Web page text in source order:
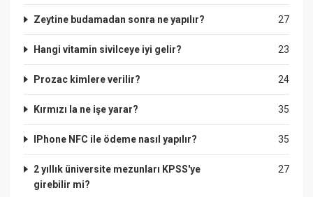
27
Zeytine budamadan sonra ne yapılır?
23
Hangi vitamin sivilceye iyi gelir?
24
Prozac kimlere verilir?
35
Kırmızı la ne işe yarar?
35
IPhone NFC ile ödeme nasıl yapılır?
27
2 yıllık üniversite mezunları KPSS'ye
girebilir mi?